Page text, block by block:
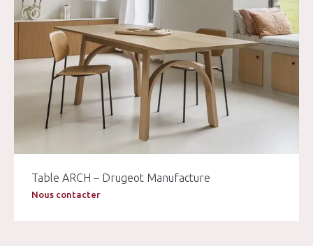
Table ARCH – Drugeot Manufacture
Nous contacter